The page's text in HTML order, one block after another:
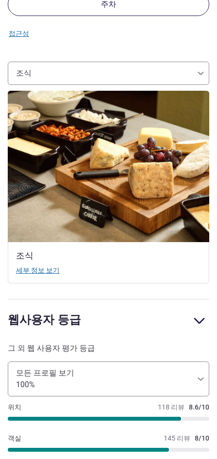
주차
접근성
조식
조식
세부 정보 보기
세부 정보 보기
웹사용자 등급
그 외 웹 사용자 평가 등급
모든 프로필 보기
100%
118 리뷰 8.6/10
위치
145 리뷰 8/10
객실